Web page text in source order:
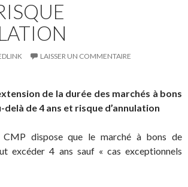
LAISSER UN COMMENTAIRE
de la durée des marchés à bons
delà de 4 ans et risque d’annulation
dispose que le marché à bons de
excéder 4 ans sauf « cas exceptionnels